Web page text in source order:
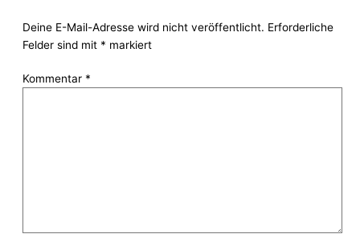
Deine E-Mail-Adresse wird nicht veröffentlicht. Erforderliche
Felder sind mit * markiert
Kommentar *